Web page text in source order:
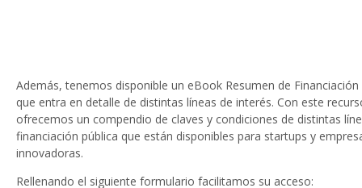
Además, tenemos disponible un eBook Resumen de Financiación
que entra en detalle de distintas líneas de interés. Con este
ofrecemos un compendio de claves y condiciones de distintas
financiación pública que están disponibles para startups y
innovadoras.
Rellenando el siguiente formulario facilitamos su acceso: